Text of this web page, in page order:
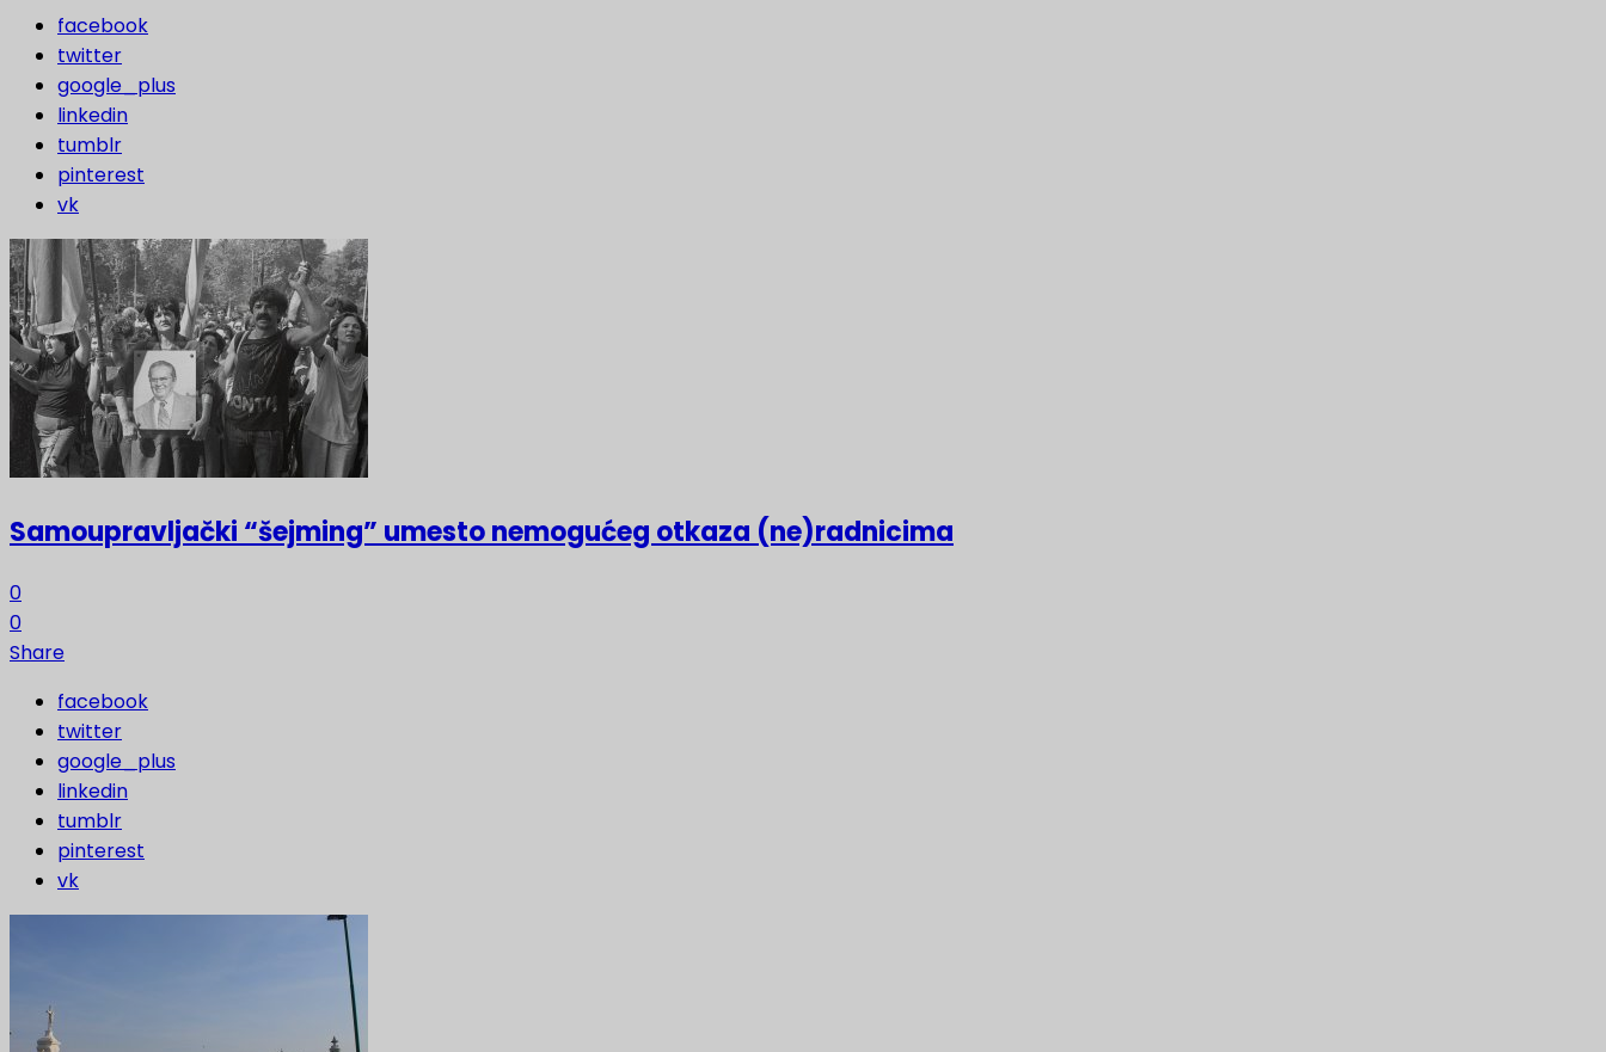
facebook
twitter
google_plus
linkedin
tumblr
pinterest
vk
Samoupravljački “šejming” umesto nemogućeg otkaza (ne)radnicima
0
0
Share
facebook
twitter
google_plus
linkedin
tumblr
pinterest
vk